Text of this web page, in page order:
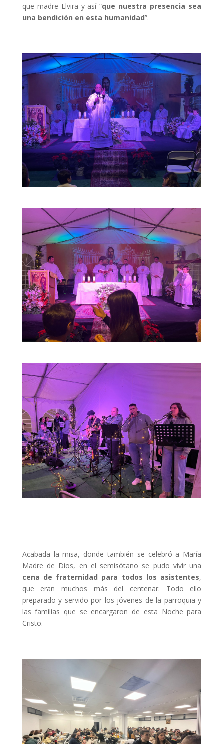
que madre Elvira y así “que nuestra presencia sea
una bendición en esta humanidad”.
Acabada la misa, donde también se celebró a María
Madre de Dios, en el semisótano se pudo vivir una
cena de fraternidad para todos los asistentes,
que eran muchos más del centenar. Todo ello
preparado y servido por los jóvenes de la parroquia y
las familias que se encargaron de esta Noche para
Cristo.